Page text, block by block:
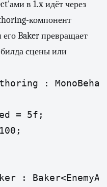
в 1.x идёт через
компонент
Baker превращает
сцены или
:
= 5f;
: